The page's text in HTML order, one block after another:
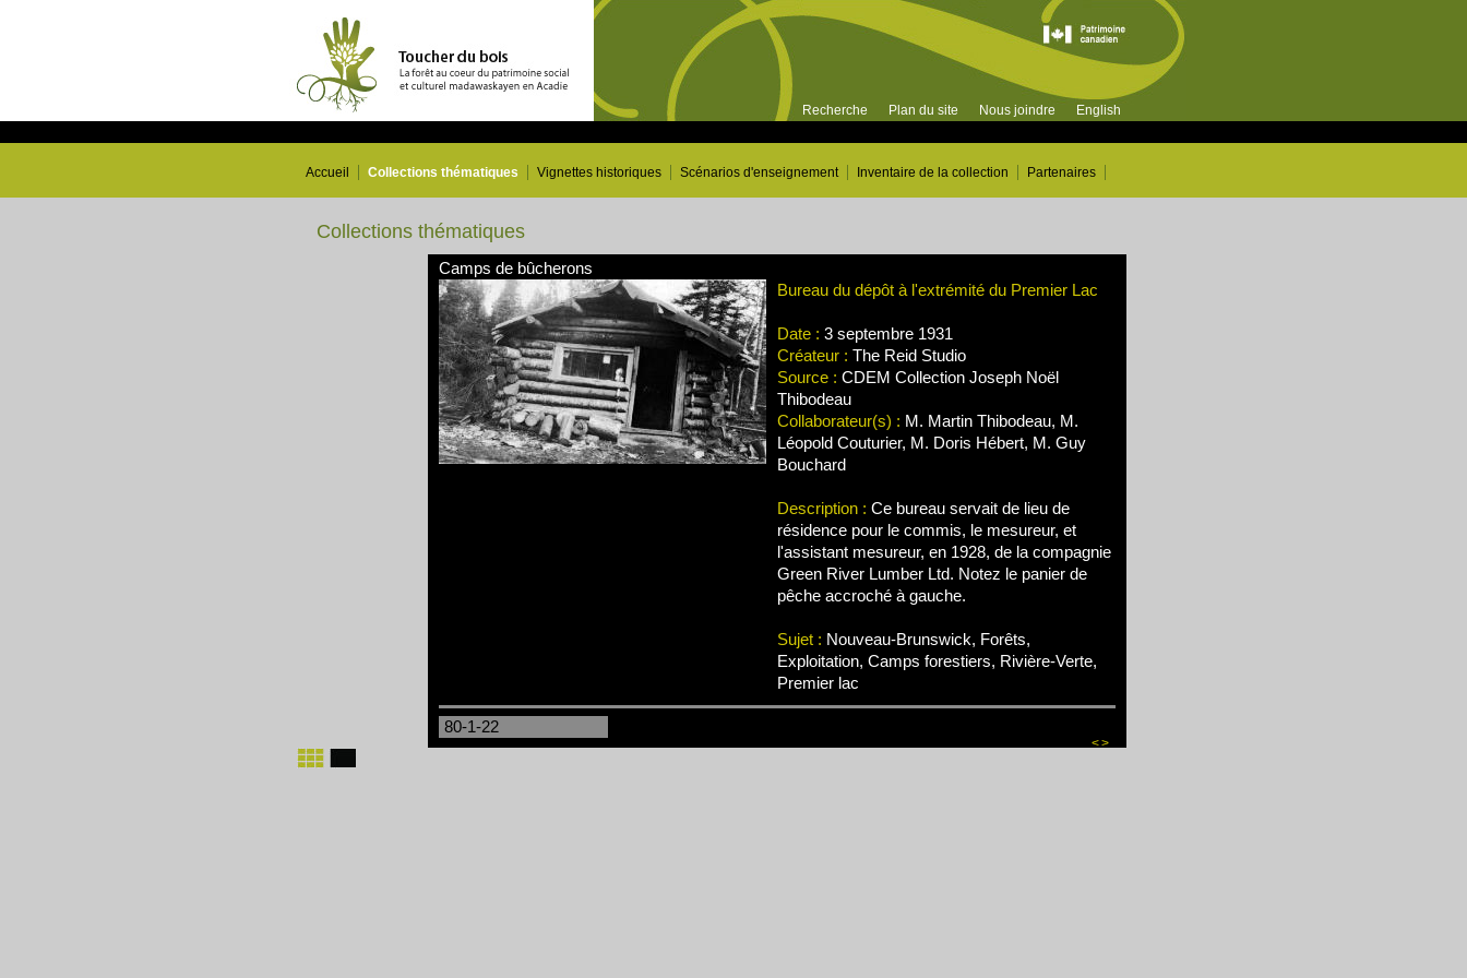
Recherche Plan du site Nous joindre English
Accueil Collections thématiques Vignettes historiques Scénarios d'enseignement Inventaire de la collection Partenaires
Collections thématiques
Camps de bûcherons
Bureau du dépôt à l'extrémité du Premier Lac
Date : 3 septembre 1931
Créateur : The Reid Studio
Source : CDEM Collection Joseph Noël
Thibodeau
Collaborateur(s) : M. Martin Thibodeau, M.
Léopold Couturier, M. Doris Hébert, M. Guy
Bouchard
Description : Ce bureau servait de lieu de
résidence pour le commis, le mesureur, et
l'assistant mesureur, en 1928, de la compagnie
Green River Lumber Ltd. Notez le panier de
pêche accroché à gauche.
Sujet : Nouveau-Brunswick, Forêts,
Exploitation, Camps forestiers, Rivière-Verte,
Premier lac
80-1-22
<>